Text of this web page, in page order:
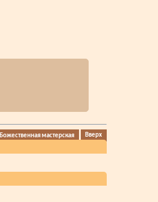
Божественная мастерская Вверх